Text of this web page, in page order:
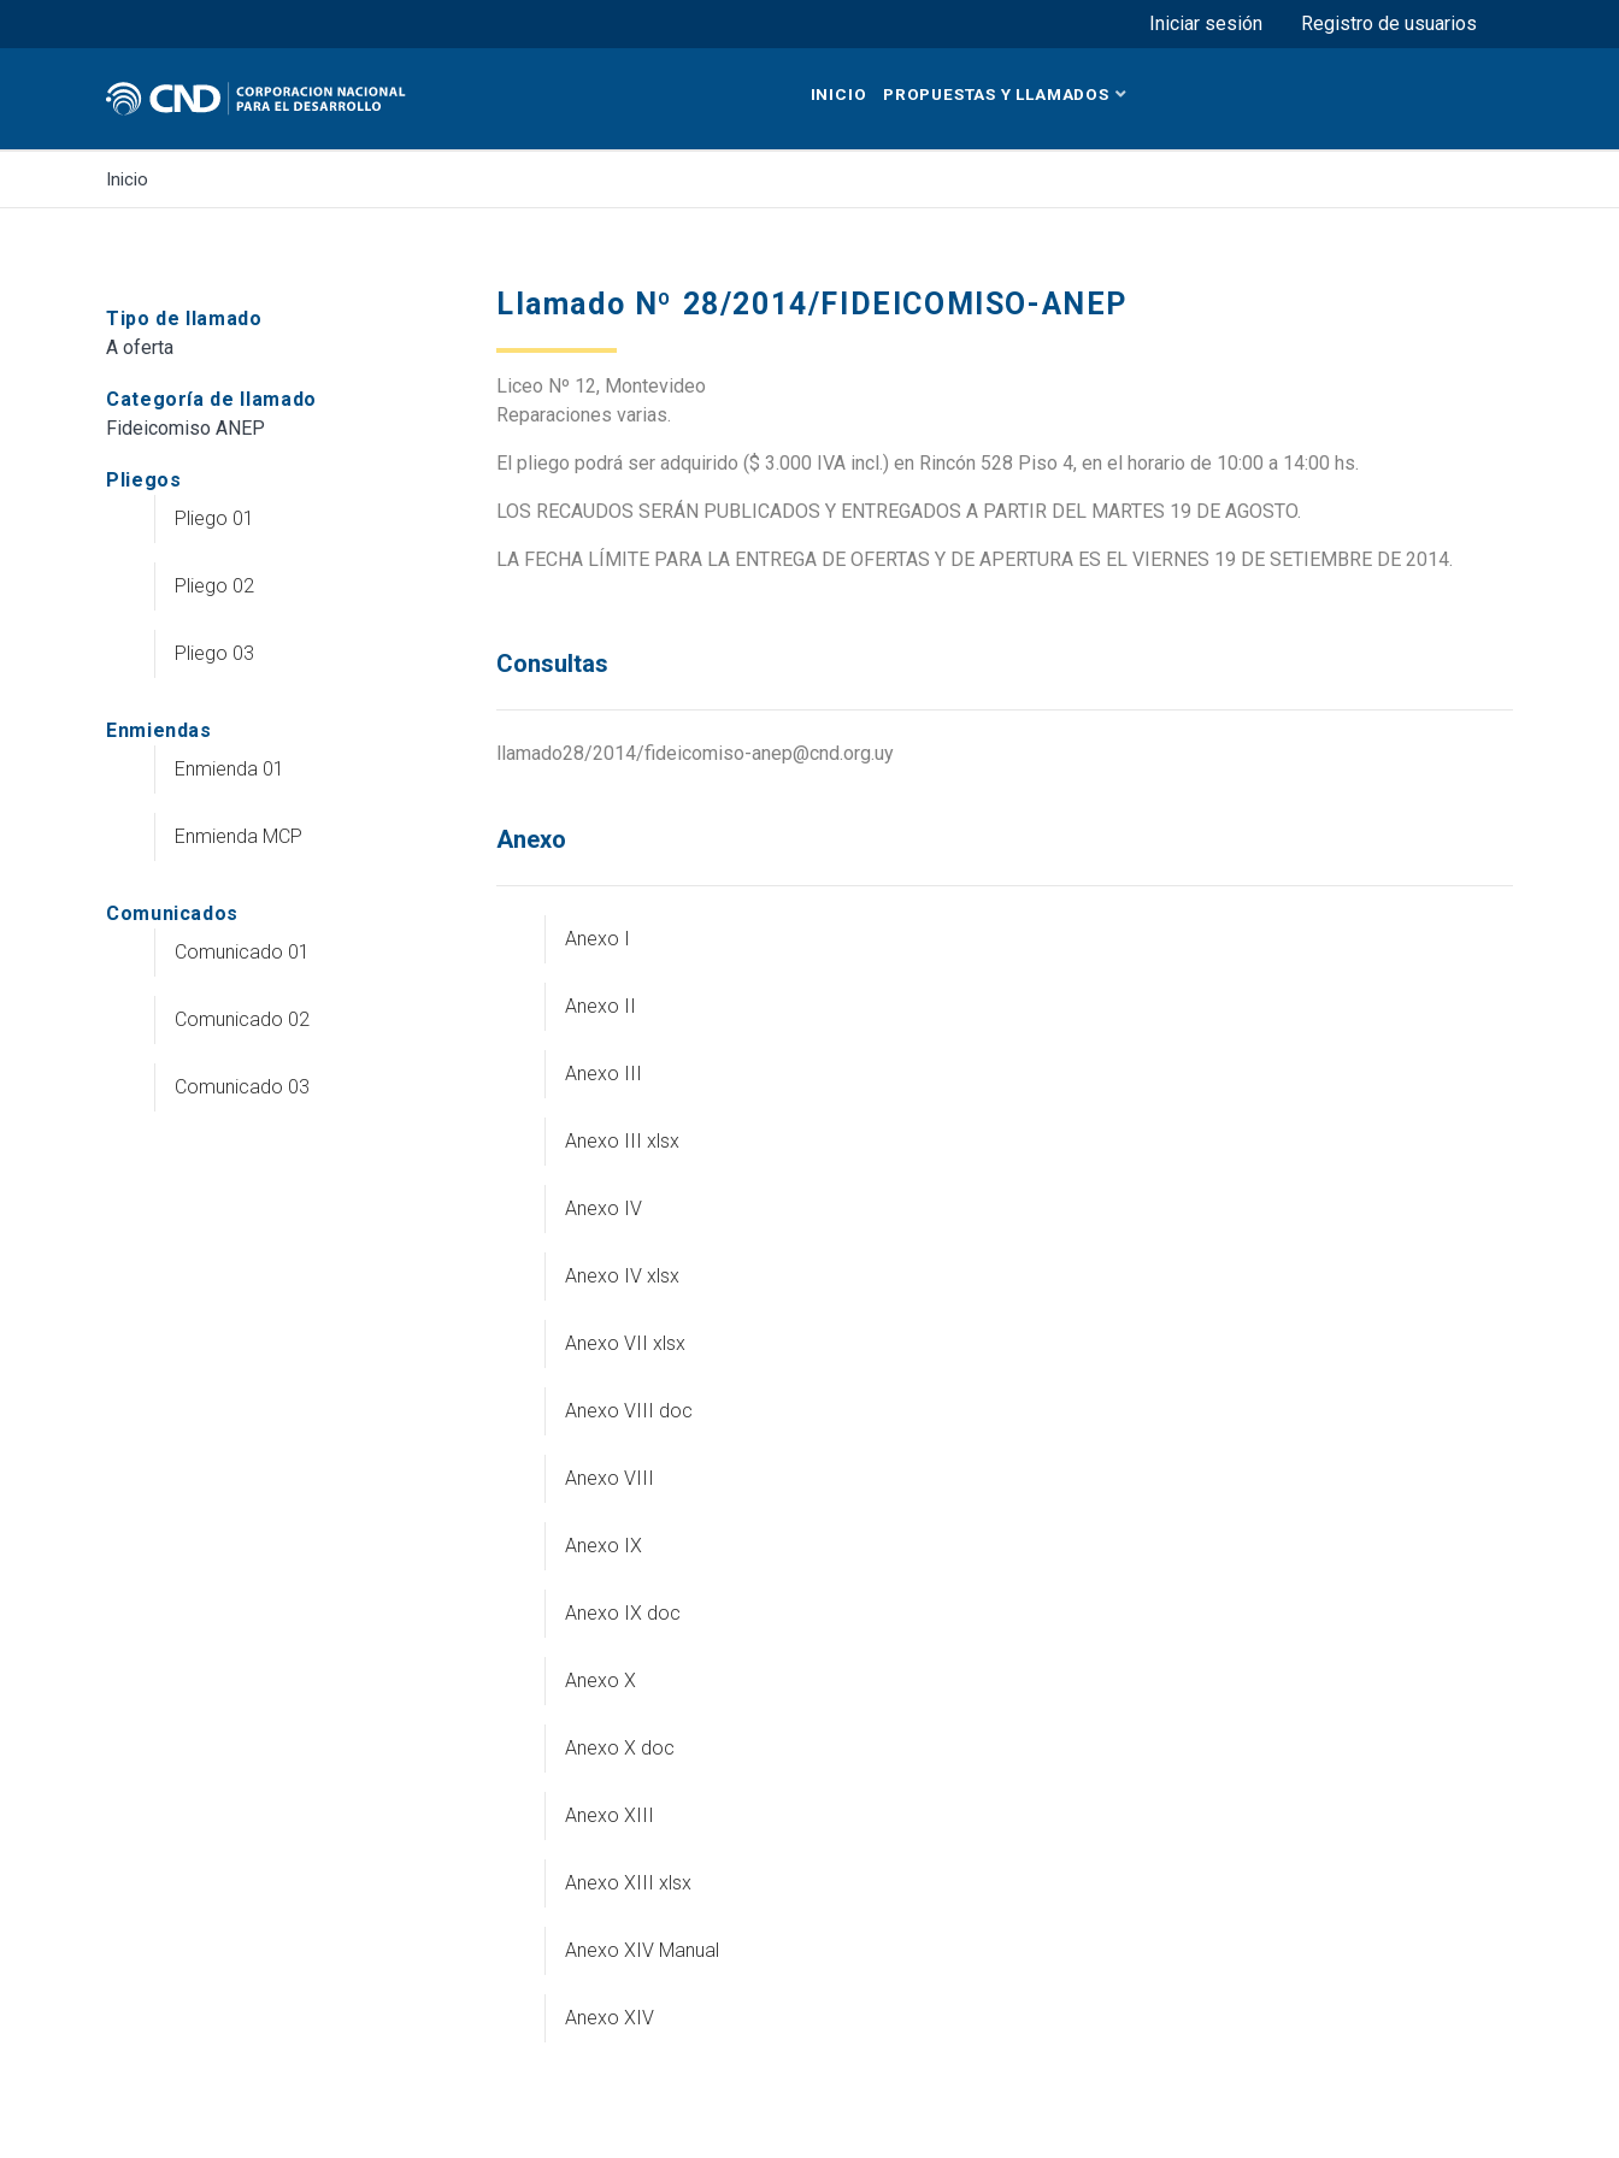
al
principal
Menú superior
Iniciar sesión Registro de usuarios
INICIO PROPUESTAS Y LLAMADOS
Inicio
Tipo de llamado
A oferta
Categoría de llamado
Fideicomiso ANEP
Pliegos
Pliego 01
Pliego 02
Pliego 03
Enmiendas
Enmienda 01
Enmienda MCP
Comunicados
Comunicado 01
Comunicado 02
Comunicado 03
Llamado Nº 28/2014/FIDEICOMISO-ANEP
Liceo Nº 12, Montevideo
Reparaciones varias.
El pliego podrá ser adquirido ($ 3.000 IVA incl.) en Rincón 528 Piso 4, en el horario de 10:00 a 14:00 hs.
LOS RECAUDOS SERÁN PUBLICADOS Y ENTREGADOS A PARTIR DEL MARTES 19 DE AGOSTO.
LA FECHA LÍMITE PARA LA ENTREGA DE OFERTAS Y DE APERTURA ES EL VIERNES 19 DE SETIEMBRE DE 2014.
Consultas
llamado28/2014/fideicomiso-anep@cnd.org.uy
Anexo
Anexo I
Anexo II
Anexo III
Anexo III xlsx
Anexo IV
Anexo IV xlsx
Anexo VII xlsx
Anexo VIII doc
Anexo VIII
Anexo IX
Anexo IX doc
Anexo X
Anexo X doc
Anexo XIII
Anexo XIII xlsx
Anexo XIV Manual
Anexo XIV